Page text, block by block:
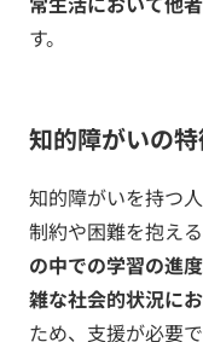
す。
知的障がいの
知的障がいを持つ
制約や困難を抱え
の中での学習の進
雑な社会的状況に
ため、支援が必要で